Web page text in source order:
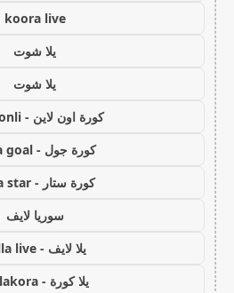
koora live
يلا شوت
يلا شوت
كورة اون لاين - kora onli
كورة جول - kora goal
كورة ستار - kora star
سوريا لايف
يلا لايف - yalla live
يلا كورة - yallakora